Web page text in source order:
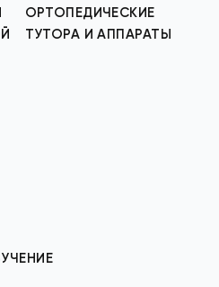
ОРТОПЕДИЧЕСКИЕ
ТУТОРА И АППАРАТЫ